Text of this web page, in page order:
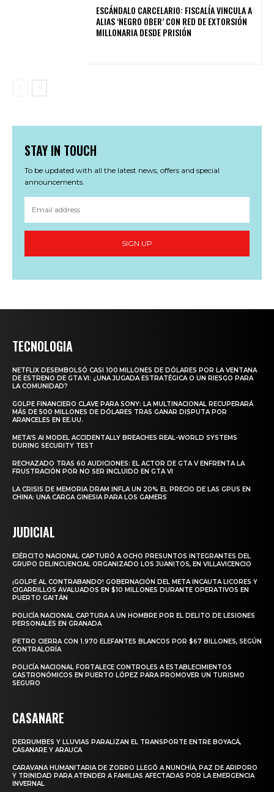
ESCÁNDALO CARCELARIO: FISCALÍA VINCULA A
ALIAS ‘NEGRO OBER’ CON RED DE EXTORSIÓN
MILLONARIA DESDE PRISIÓN
STAY IN TOUCH
To be updated with all the latest news, offers and special
announcements.
SIGN UP
TECNOLOGIA
NETFLIX DESEMBOLSÓ CASI 100 MILLONES DE DÓLARES POR LA VENTANA
DE ESTRENO DE GTA VI: ¿UNA JUGADA ESTRATÉGICA O UN RIESGO PARA
LA COMUNIDAD?
GOLPE FINANCIERO CLAVE PARA SONY: LA MULTINACIONAL RECUPERARÁ
MÁS DE 500 MILLONES DE DÓLARES TRAS GANAR DISPUTA POR
ARANCELES EN EE.UU.
META’S AI MODEL ACCIDENTALLY BREACHES REAL-WORLD SYSTEMS
DURING SECURITY TEST
RECHAZADO TRAS 60 AUDICIONES: EL ACTOR DE GTA V ENFRENTA LA
FRUSTRACIÓN POR NO SER INCLUIDO EN GTA VI
LA CRISIS DE MEMORIA DRAM INFLA UN 20% EL PRECIO DE LAS GPUS EN
CHINA: UNA CARGA GINESIA PARA LOS GAMERS
JUDICIAL
EJÉRCITO NACIONAL CAPTURÓ A OCHO PRESUNTOS INTEGRANTES DEL
GRUPO DELINCUENCIAL ORGANIZADO LOS JUANITOS, EN VILLAVICENCIO
¡GOLPE AL CONTRABANDO! GOBERNACIÓN DEL META INCAUTA LICORES Y
CIGARRILLOS AVALUADOS EN $10 MILLONES DURANTE OPERATIVOS EN
PUERTO GAITÁN
POLICÍA NACIONAL CAPTURA A UN HOMBRE POR EL DELITO DE LESIONES
PERSONALES EN GRANADA
PETRO CIERRA CON 1.970 ELEFANTES BLANCOS POR $67 BILLONES, SEGÚN
CONTRALORÍA
POLICÍA NACIONAL FORTALECE CONTROLES A ESTABLECIMIENTOS
GASTRONÓMICOS EN PUERTO LÓPEZ PARA PROMOVER UN TURISMO
SEGURO
CASANARE
DERRUMBES Y LLUVIAS PARALIZAN EL TRANSPORTE ENTRE BOYACÁ,
CASANARE Y ARAUCA
CARAVANA HUMANITARIA DE ZORRO LLEGÓ A NUNCHÍA, PAZ DE ARIPORO
Y TRINIDAD PARA ATENDER A FAMILIAS AFECTADAS POR LA EMERGENCIA
INVERNAL